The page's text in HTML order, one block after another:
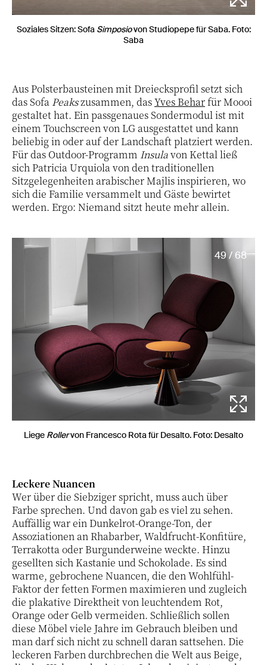
Soziales Sitzen: Sofa Simposiovon Studiopepe für Saba. Foto:
Saba
Aus Polsterbausteinen mit Dreiecksprofil setzt sich
das Sofa Peakszusammen, dasYves Beharfür Moooi
gestaltet hat. Ein passgenaues Sondermodul ist mit
einem Touchscreen von LG ausgestattet und kann
beliebig in oder auf der Landschaft platziert werden.
Für das Outdoor-Programm Insulavon Kettal ließ
sich Patricia Urquiola von den traditionellen
Sitzgelegenheiten arabischer Majlis inspirieren, wo
sich die Familie versammelt und Gäste bewirtet
werden. Ergo: Niemand sitzt heute mehr allein.
49 / 68
Liege Rollervon Francesco Rota für Desalto. Foto: Desalto
Leckere Nuancen
Wer über die Siebziger spricht, muss auch über
Farbe sprechen. Und davon gab es viel zu sehen.
Auffällig war ein Dunkelrot-Orange-Ton, der
Assoziationen an Rhabarber, Waldfrucht-Konfitüre,
Terrakotta oder Burgunderweine weckte. Hinzu
gesellten sich Kastanie und Schokolade. Es sind
warme, gebrochene Nuancen, die den Wohlfühl-
Faktor der fetten Formen maximieren und zugleich
die plakative Direktheit von leuchtendem Rot,
Orange oder Gelb vermeiden. Schließlich sollen
diese Möbel viele Jahre im Gebrauch bleiben und
man darf sich nicht zu schnell daran sattsehen. Die
leckeren Farben durchbrechen die Welt aus Beige,